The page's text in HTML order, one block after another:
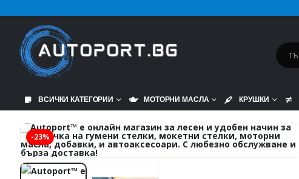
ВСИЧКИ КАТЕГОРИИ МОТОРНИ МАСЛА КРУШКИ
-23%